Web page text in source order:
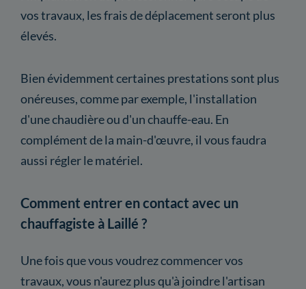
vos travaux, les frais de déplacement seront plus
élevés.
Bien évidemment certaines prestations sont plus
onéreuses, comme par exemple, l'installation
d'une chaudière ou d'un chauffe-eau. En
complément de la main-d'œuvre, il vous faudra
aussi régler le matériel.
Comment entrer en contact avec un
chauffagiste à Laillé ?
Une fois que vous voudrez commencer vos
travaux, vous n'aurez plus qu'à joindre l'artisan